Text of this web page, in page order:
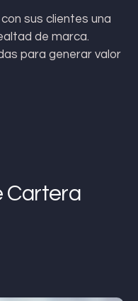
sus clientes una
de marca.
para generar valor
Cartera